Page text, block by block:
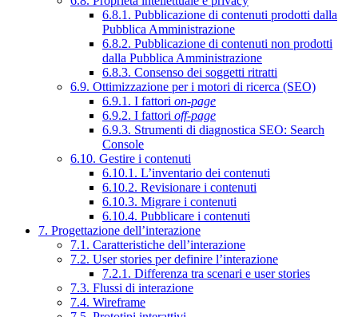
6.8.1. Pubblicazione di contenuti prodotti dalla
Pubblica Amministrazione
6.8.2. Pubblicazione di contenuti non prodotti
dalla Pubblica Amministrazione
6.8.3. Consenso dei soggetti ritratti
6.9. Ottimizzazione per i motori di ricerca (SEO)
6.9.1. I fattori on-page
6.9.2. I fattori off-page
6.9.3. Strumenti di diagnostica SEO: Search
Console
6.10. Gestire i contenuti
6.10.1. L’inventario dei contenuti
6.10.2. Revisionare i contenuti
6.10.3. Migrare i contenuti
6.10.4. Pubblicare i contenuti
7. Progettazione dell’interazione
7.1. Caratteristiche dell’interazione
7.2. User stories per definire l’interazione
7.2.1. Differenza tra scenari e user stories
7.3. Flussi di interazione
7.4. Wireframe